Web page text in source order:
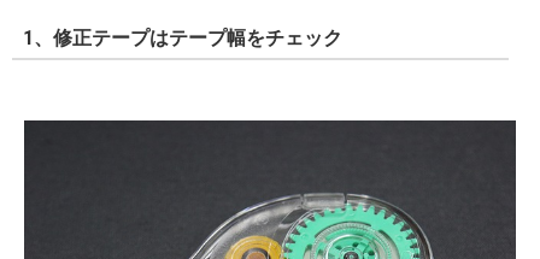
1、修正テープはテープ幅をチェック